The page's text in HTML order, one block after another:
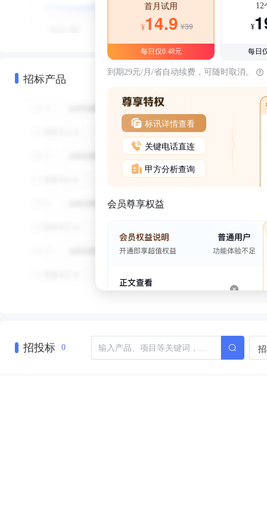
招标产品
首月试用
¥14.9 ¥39
每日仅0.48元
12
¥
每日
到期29元/月/省自动续费，可随时取消。
标讯详情查看
关键电话直连
甲方分析查询
会员尊享权益
招投标 0